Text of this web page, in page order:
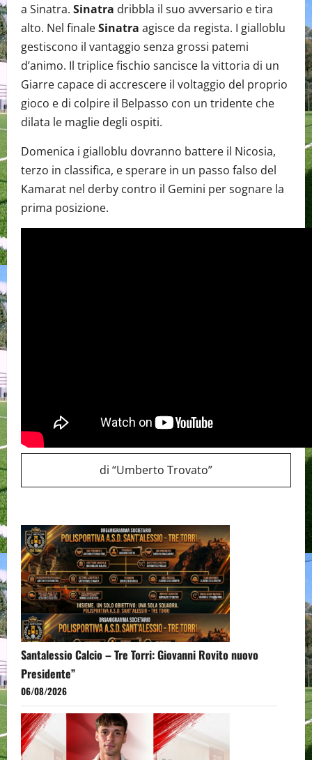
a Sinatra. Sinatra dribbla il suo avversario e tira
alto. Nel finaleSinatra agisce da regista. I gialloblu
gestiscono il vantaggio senza grossi patemi
d’animo. Il triplice fischio sancisce la vittoria di un
Giarre capace di accrescere il voltaggio del proprio
gioco e di colpire il Belpasso con un tridente che
dilata le maglie degli ospiti.
Domenica i gialloblu dovranno battere il Nicosia,
terzo in classifica, e sperare in un passo falso del
Kamarat nel derby contro il Gemini per sognare la
prima posizione.
di “Umberto Trovato”
Santalessio Calcio – Tre Torri: Giovanni Rovito nuovo
Presidente”
06/08/2026